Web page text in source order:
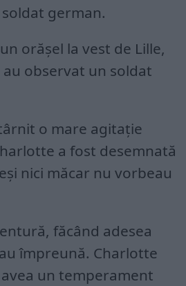
german.
orășel la vest de Lille,
observat un soldat
o mare agitație
a fost desemnată
nici măcar nu vorbeau
făcând adesea
împreună. Charlotte
un temperament